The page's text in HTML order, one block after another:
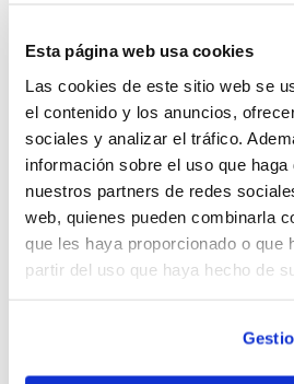
Esta página web usa cookies
Las cookies de este sitio web se
el contenido y los anuncios,
sociales y analizar el tráfico.
información sobre el uso que
nuestros partners de redes
web, quienes pueden combinarla
que les haya proporcionado o que
partir del uso que haya hecho de
FARMACIA RODRIGUEZ
C. MENENDEZ VALDES, 29